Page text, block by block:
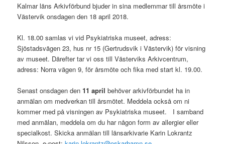
Kalmar läns Arkivförbund bjuder in sina medlemmar till årsmöte i
Västervik onsdagen den 18 april 2018.
Kl. 18.00 samlas vi vid Psykiatriska museet, adress:
Sjöstadsvägen 23, hus nr 15 (Gertrudsvik i Västervik) för visning
av museet. Därefter tar vi oss till Västerviks Arkivcentrum,
adress: Norra vägen 9, för årsmöte och fika med start kl. 19.00.
Senast onsdagen den11 april behöver arkivförbundet ha in
anmälan om medverkan till årsmötet. Meddela också om ni
kommer med på visningen av Psykiatriska museet. I samband
med anmälan, meddela om du har någon form av allergier eller
specialkost. Skicka anmälan till länsarkivarie Karin Lokrantz